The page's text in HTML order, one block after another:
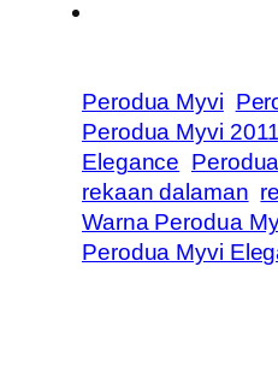
Perodua Myvi
Perodua Myvi 2011
Elegance
rekaan dalaman
Warna Perodua
Perodua Myvi